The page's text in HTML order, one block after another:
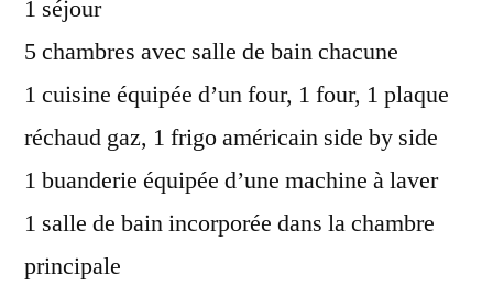
1 séjour
5 chambres avec salle de bain chacune
1 cuisine équipée d’un four, 1 four, 1 plaque
réchaud gaz, 1 frigo américain side by side
1 buanderie équipée d’une machine à laver
1 salle de bain incorporée dans la chambre
principale